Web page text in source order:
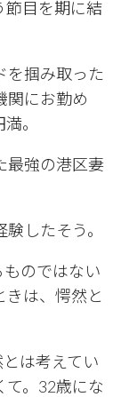
節目を期に結
を掴み取った
関にお勤め
。
最強の港区妻
したそう。
ものではない
きは、愕然と
は考えてい
て。32歳にな